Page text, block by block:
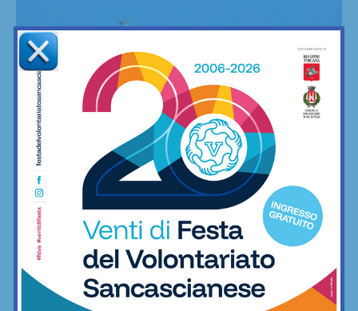
Camminare in Toscana
Camminare in Toscana: le “cose belle”
intorno a San Casciano, fra...
10/03/2021
Qualche giorno fa, viste tutte le limitazioni causa Covid, sono stata
a camminare “vicino a casa”, sulle colline di Montepaldi e fino al
nostro torrente Pesa. Ecco i miei consigli...